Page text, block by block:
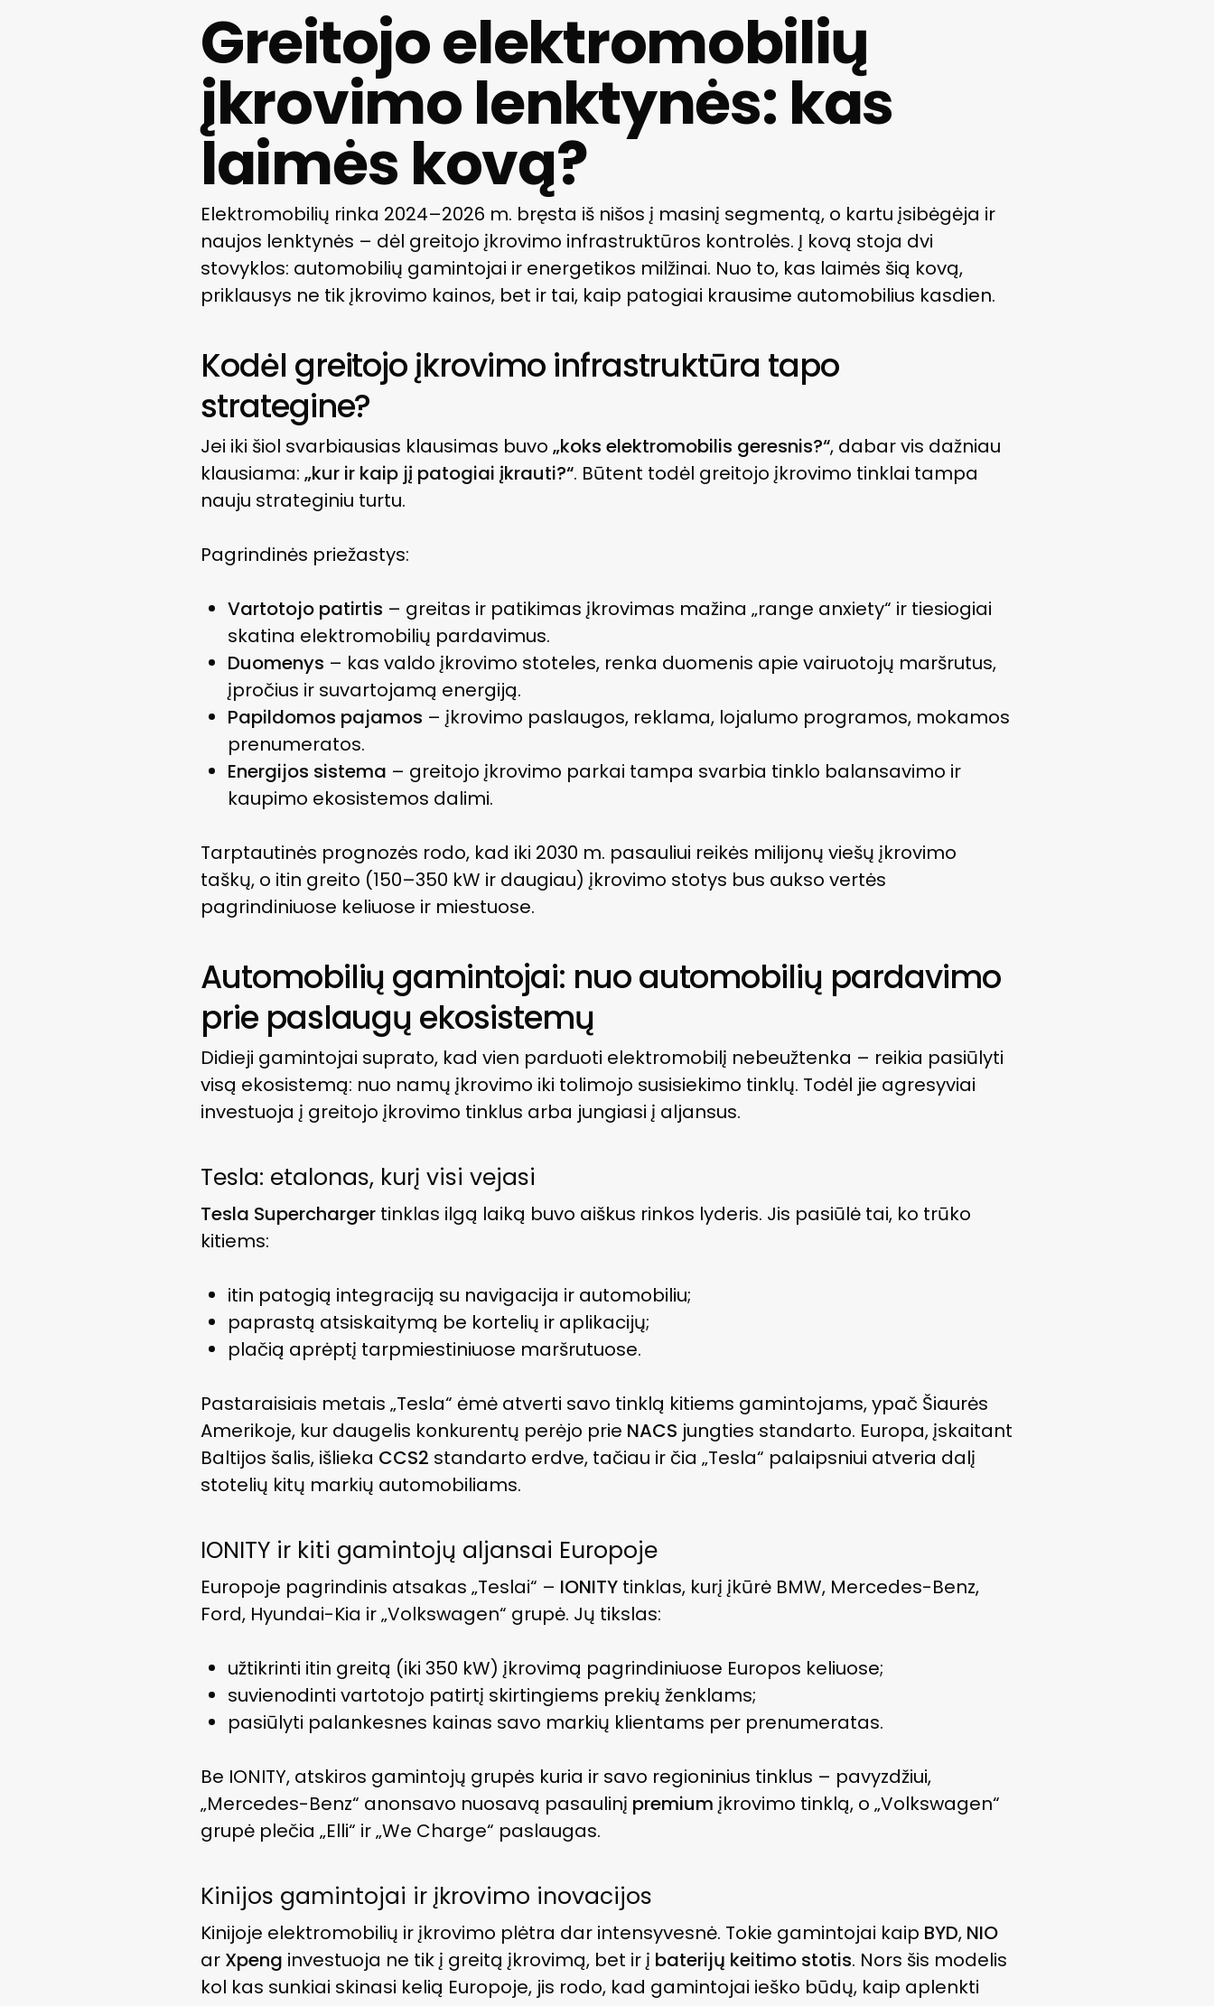
Greitojo elektromobilių
įkrovimo lenktynės: kas
laimės kovą?
Elektromobilių rinka 2024–2026 m. bręsta iš nišos į masinį segmentą, o kartu įsibėgėja ir
naujos lenktynės – dėl greitojo įkrovimo infrastruktūros kontrolės. Į kovą stoja dvi
stovyklos: automobilių gamintojai ir energetikos milžinai. Nuo to, kas laimės šią kovą,
priklausys ne tik įkrovimo kainos, bet ir tai, kaip patogiai krausime automobilius kasdien.
Kodėl greitojo įkrovimo infrastruktūra tapo
strategine?
Jei iki šiol svarbiausias klausimas buvo „koks elektromobilis geresnis?“, dabar vis dažniau
klausiama: „kur ir kaip jį patogiai įkrauti?“. Būtent todėl greitojo įkrovimo tinklai tampa
nauju strateginiu turtu.
Pagrindinės priežastys:
Vartotojo patirtis – greitas ir patikimas įkrovimas mažina „range anxiety“ ir tiesiogiai
skatina elektromobilių pardavimus.
Duomenys – kas valdo įkrovimo stoteles, renka duomenis apie vairuotojų maršrutus,
įpročius ir suvartojamą energiją.
Papildomos pajamos – įkrovimo paslaugos, reklama, lojalumo programos, mokamos
prenumeratos.
Energijos sistema – greitojo įkrovimo parkai tampa svarbia tinklo balansavimo ir
kaupimo ekosistemos dalimi.
Tarptautinės prognozės rodo, kad iki 2030 m. pasauliui reikės milijonų viešų įkrovimo
taškų, o itin greito (150–350 kW ir daugiau) įkrovimo stotys bus aukso vertės
pagrindiniuose keliuose ir miestuose.
Automobilių gamintojai: nuo automobilių pardavimo
prie paslaugų ekosistemų
Didieji gamintojai suprato, kad vien parduoti elektromobilį nebeužtenka – reikia pasiūlyti
visą ekosistemą: nuo namų įkrovimo iki tolimojo susisiekimo tinklų. Todėl jie agresyviai
investuoja į greitojo įkrovimo tinklus arba jungiasi į aljansus.
Tesla: etalonas, kurį visi vejasi
Tesla Supercharger tinklas ilgą laiką buvo aiškus rinkos lyderis. Jis pasiūlė tai, ko trūko
kitiems:
itin patogią integraciją su navigacija ir automobiliu;
paprastą atsiskaitymą be kortelių ir aplikacijų;
plačią aprėptį tarpmiestiniuose maršrutuose.
Pastaraisiais metais „Tesla“ ėmė atverti savo tinklą kitiems gamintojams, ypač Šiaurės
Amerikoje, kur daugelis konkurentų perėjo prie NACS jungties standarto. Europa, įskaitant
Baltijos šalis, išlieka CCS2 standarto erdve, tačiau ir čia „Tesla“ palaipsniui atveria dalį
stotelių kitų markių automobiliams.
IONITY ir kiti gamintojų aljansai Europoje
Europoje pagrindinis atsakas „Teslai“ – IONITY tinklas, kurį įkūrė BMW, Mercedes-Benz,
Ford, Hyundai-Kia ir „Volkswagen“ grupė. Jų tikslas:
užtikrinti itin greitą (iki 350 kW) įkrovimą pagrindiniuose Europos keliuose;
suvienodinti vartotojo patirtį skirtingiems prekių ženklams;
pasiūlyti palankesnes kainas savo markių klientams per prenumeratas.
Be IONITY, atskiros gamintojų grupės kuria ir savo regioninius tinklus – pavyzdžiui,
„Mercedes-Benz“ anonsavo nuosavą pasaulinį premium įkrovimo tinklą, o „Volkswagen“
grupė plečia „Elli“ ir „We Charge“ paslaugas.
Kinijos gamintojai ir įkrovimo inovacijos
Kinijoje elektromobilių ir įkrovimo plėtra dar intensyvesnė. Tokie gamintojai kaip BYD, NIO
ar Xpeng investuoja ne tik į greitą įkrovimą, bet ir į baterijų keitimo stotis. Nors šis modelis
kol kas sunkiai skinasi kelią Europoje, jis rodo, kad gamintojai ieško būdų, kaip aplenkti